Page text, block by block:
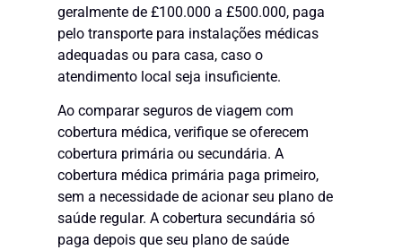
geralmente de £100.000 a £500.000, paga
pelo transporte para instalações médicas
adequadas ou para casa, caso o
atendimento local seja insuficiente.
Ao comparar seguros de viagem com
cobertura médica, verifique se oferecem
cobertura primária ou secundária. A
cobertura médica primária paga primeiro,
sem a necessidade de acionar seu plano de
saúde regular. A cobertura secundária só
paga depois que seu plano de saúde